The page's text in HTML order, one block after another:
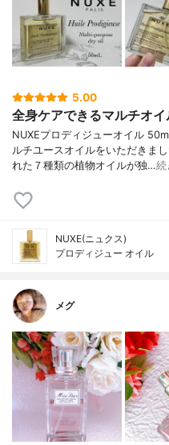
5.00
全身ケアできるマルチオイ
NUXEプロディジューオイル
ルチユースオイルをいただきま
れた７種類の植物オイルが独…続
NUXE(ニュクス)
プロディジュー オイル
メグ